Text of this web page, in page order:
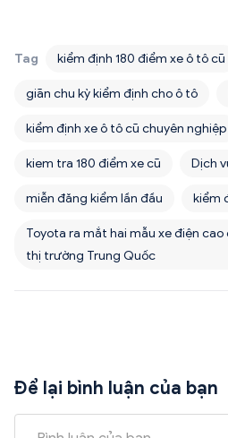
Tag kiểm định 180 điểm xe ô tô cũ
giãn chu kỳ kiểm định cho ô tô
kiểm định xe ô tô cũ chuyên nghiệp
kiem tra 180 điểm xe cũ Dịch
miễn đăng kiểm lần đầu kiểm
Toyota ra mắt hai mẫu xe điện cao
thị trường Trung Quốc
Để lại bình luận của bạn